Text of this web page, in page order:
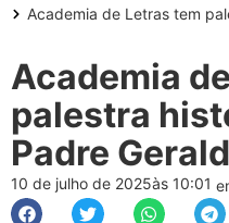
Academia de Letras tem
Academia
palestra
Padre
10 de julho de 2025às 10:01